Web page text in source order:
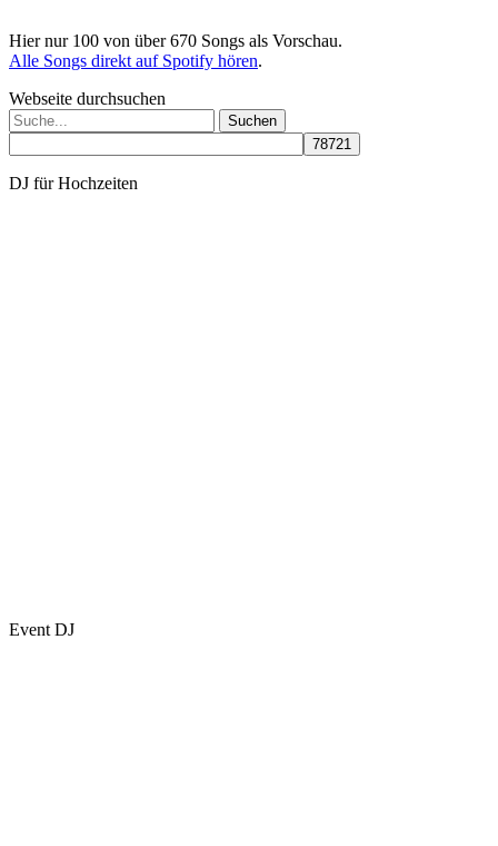
Hier nur 100 von über 670 Songs als Vorschau.
Alle Songs direkt auf Spotify hören.
Webseite durchsuchen
Suchen
nach:
DJ für Hochzeiten
Event DJ